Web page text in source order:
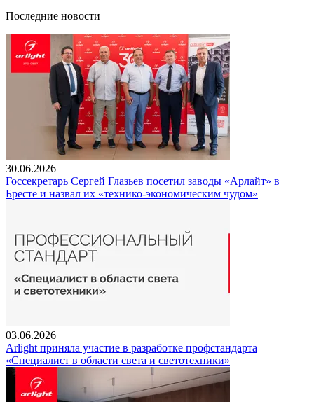
Последние новости
30.06.2026
Госсекретарь Сергей Глазьев посетил заводы «Арлайт» в
Бресте и назвал их «технико-экономическим чудом»
03.06.2026
Arlight приняла участие в разработке профстандарта
«Специалист в области света и светотехники»